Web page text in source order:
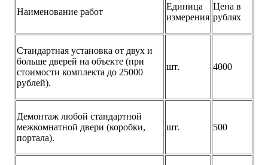
Наименование работ
Единица
измерения
Цена в
рублях
Стандартная установка от двух и
больше дверей на объекте (при
стоимости комплекта до 25000
рублей).
шт. 4000
Демонтаж любой стандартной
межкомнатной двери (коробки,
портала).
шт. 500